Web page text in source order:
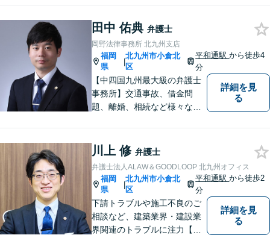
田中 佑典 弁護士
岡野法律事務所 北九州支店
福岡
県
|
北九州市小倉北
区
平和通駅から徒歩4
分
【中四国九州最大級の弁護士
事務所】交通事故、借金問
題、離婚、相続など様々な問
まずはお気軽にご相談くださ
い！
詳細を見
る
川上 修 弁護士
弁護士法人ALAW＆GOODLOOP 北九州オフィス
福岡
県
|
北九州市小倉北
区
平和通駅から徒歩2
分
下請トラブルや施工不良のご
相談など、建築業界・建設業
界関連のトラブルに注力【企
詳細を見
る